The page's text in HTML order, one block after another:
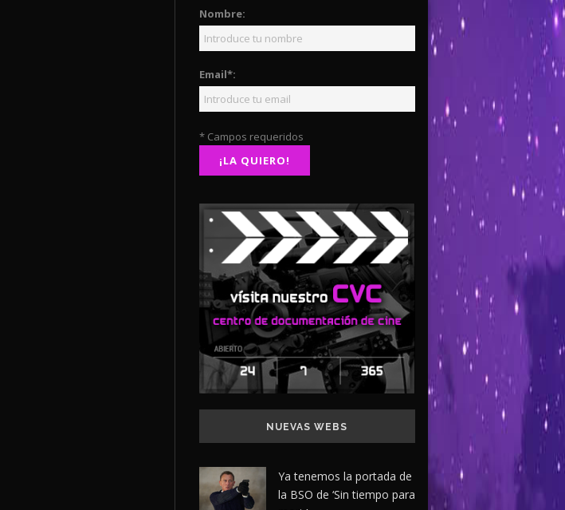
Nombre:
Email*:
* Campos requeridos
NUEVAS WEBS
Ya tenemos la portada de
la BSO de ‘Sin tiempo para